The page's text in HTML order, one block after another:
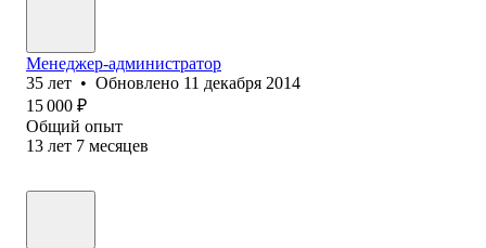
Менеджер-администратор
35 лет • Обновлено 11 декабря 2014
15 000 ₽
Общий опыт
13 лет 7 месяцев